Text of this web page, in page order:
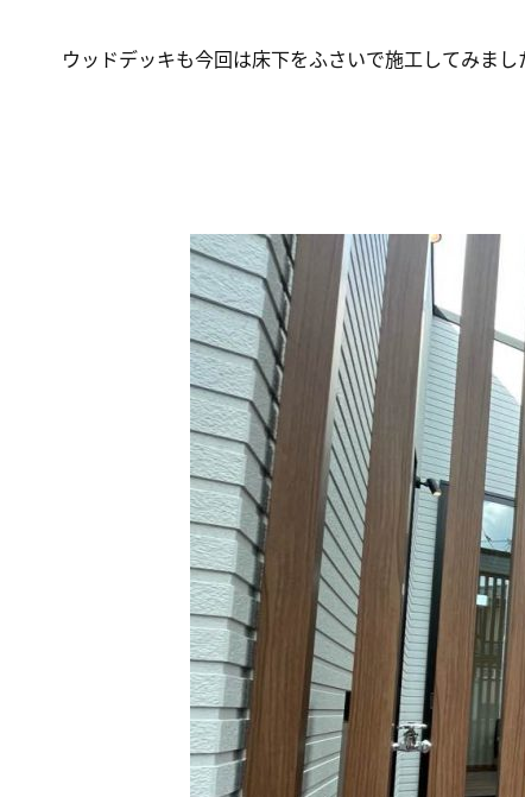
ウッドデッキも今回は床下をふさいで施工してみま